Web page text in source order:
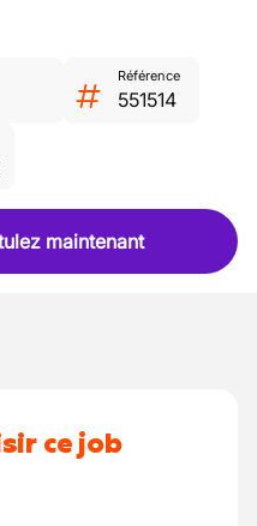
Référence
551514
maintenant
ce job